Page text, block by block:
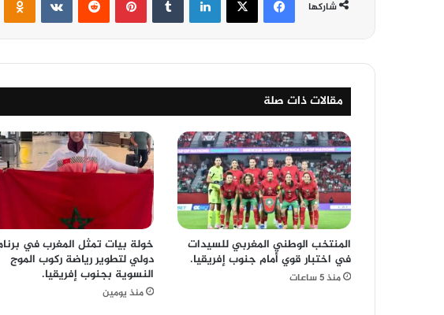
شاركها
مقالات ذات صلة
المنتخب الوطني المغربي للسيدات
في اختبار قوي أمام جنوب إفريقيا.
منذ 5 ساعات
خولة بيات تمثل المغرب في
دولي لتطوير رياضة ركوب الموج
النسوية بجنوب إفريقيا.
منذ يومين